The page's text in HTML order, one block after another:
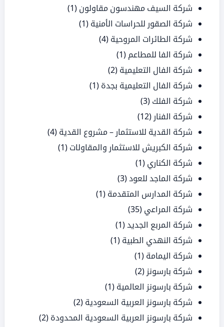
شركة السيف مهندسون مقاولون (1)
شركة الصقور للحراسات الأمنية (1)
شركة الطائرات المروحية (4)
شركة الفا للمطاعم (1)
شركة الفال التعليمية (2)
شركة الفال التعليمية بجدة (1)
شركة الفلك (3)
شركة الفنار (12)
شركة القدية للاستثمار – مشروع القدية (4)
شركة الكبريش للاستثمار والمقاولات (1)
شركة الكناري (1)
شركة الماجد للعود(3)
شركة المدارس المتقدمة (1)
شركة المراعي (35)
شركة المربع الجديد(1)
شركة النهدي الطبية (1)
شركة اليمامة (1)
شركة بارسونز (2)
شركة بارسونز العالمية (1)
شركة بارسونز العربية السعودية (2)
شركة بارسونز العربية السعودية المحدودة (2)